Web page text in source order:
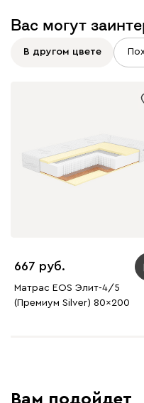
Вас могут
В другом цвете
667
Матрас EOS Элит-4/5
(Премиум Silver) 80x200